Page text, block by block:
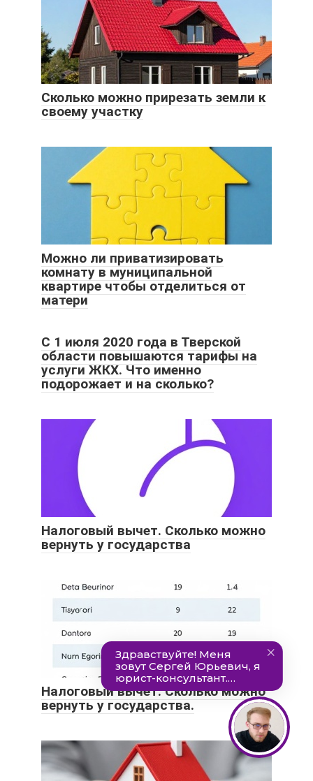
Сколько можно прирезать земли к
своему участку
Можно ли приватизировать
комнату в муниципальной
квартире чтобы отделиться от
матери
С 1 июля 2020 года в Тверской
области повышаются тарифы на
услуги ЖКХ. Что именно
подорожает и на сколько?
Налоговый вычет. Сколько можно
вернуть у государства
Налоговый вычет. Сколько можно
вернуть у государства.